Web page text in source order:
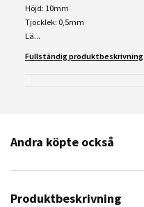
Höjd: 10mm
Tjocklek: 0,5mm
Lä...
Fullständig produktbeskrivning
Andra köpte också
Produktbeskrivning